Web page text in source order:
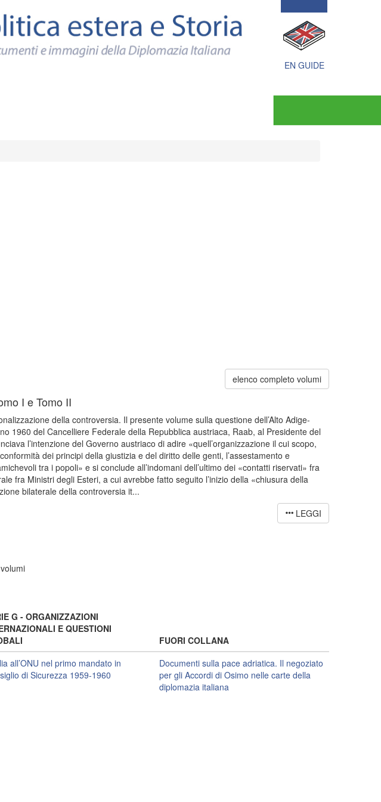
Storia
documenti
EN GUIDE
elenco completo volumi
I e Tomo II
della controversia. Il presente volume sulla questione dell’Alto Adige-
1960 del Cancelliere Federale della Repubblica austriaca, Raab, al Presidente del
l’intenzione del Governo austriaco di adire «quell’organizzazione il cui scopo,
dei principi della giustizia e del diritto delle genti, l’assestamento e
tra i popoli» e si conclude all’indomani dell’ultimo dei «contatti riservati» fra
fra Ministri degli Esteri, a cui avrebbe fatto seguito l’inizio della «chiusura della
bilaterale della controversia it...
LEGGI
G - ORGANIZZAZIONI
E QUESTIONI
FUORI COLLANA
all’ONU nel primo mandato in
di Sicurezza 1959-1960
Documenti sulla pace adriatica. Il negoziato
per gli Accordi di Osimo nelle carte della
diplomazia italiana